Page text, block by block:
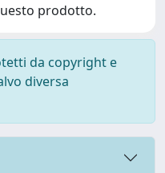
prodotto.
da copyright e
diversa